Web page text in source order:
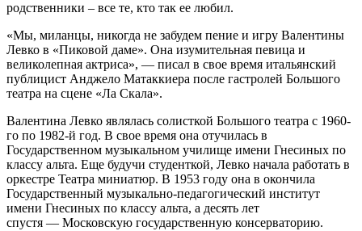
родственники – все те, кто так ее любил.
«Мы, миланцы, никогда не забудем пение и игру Валентины
Левко в «Пиковой даме». Она изумительная певица и
великолепная актриса», — писал в свое время итальянский
публицист Анджело Матаккиера после гастролей Большого
театра на сцене «Ла Скала».
Валентина Левко являлась солисткой Большого театра с 1960-
го по 1982-й год. В свое время она отучилась в
Государственном музыкальном училище имени Гнесиных по
классу альта. Еще будучи студенткой, Левко начала работать в
оркестре Театра миниатюр. В 1953 году она в окончила
Государственный музыкально-педагогический институт
имени Гнесиных по классу альта, а десять лет
спустя — Московскую государственную консерваторию.